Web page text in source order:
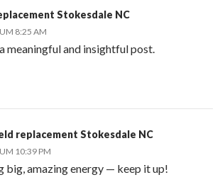
Stokesdale NC
8:25 AM
meaningful and insightful post.
replacement Stokesdale NC
10:39 PM
big, amazing energy — keep it up!